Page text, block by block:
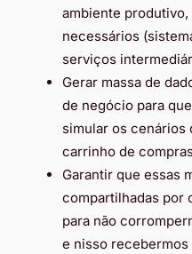
ambiente
necessários
serviços
Gerar massa de
de negócio para
simular os cenários
carrinho de
Garantir que essas
compartilhadas por
para não
e nisso